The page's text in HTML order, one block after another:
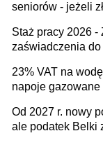
prowadzeniem
seniorów - jeżeli
Staż pracy 2026 -
zaświadczenia do
sprzed 1999
zaświadczenie z
23% VAT na
napoje gazowane
podatkowy
niezdrowe
Od 2027 r. nowy
ale podatek Belki